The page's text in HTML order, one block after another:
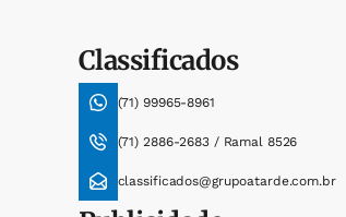
Classificados
(71) 99965-8961
(71) 2886-2683 / Ramal 8526
classificados@grupoatarde.com.br